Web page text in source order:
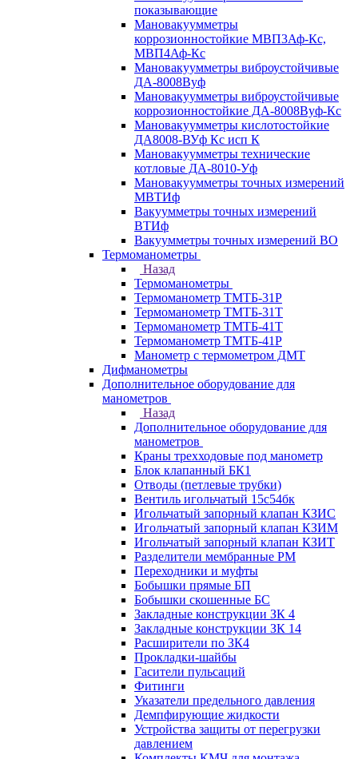
показывающие
Мановакуумметры
коррозионностойкие МВП3Аф-Кс,
МВП4Аф-Кс
Мановакуумметры виброустойчивые
ДА-8008Вуф
Мановакуумметры виброустойчивые
коррозионностойкие ДА-8008Вуф-Кс
Мановакуумметры кислотостойкие
ДА8008-ВУф Кс исп К
Мановакуумметры технические
котловые ДА-8010-Уф
Мановакуумметры точных измерений
МВТИф
Вакуумметры точных измерений
ВТИф
Вакуумметры точных измерений ВО
Термоманометры
Назад
Термоманометры
Термоманометр ТМТБ-31Р
Термоманометр ТМТБ-31Т
Термоманометр ТМТБ-41Т
Термоманометр ТМТБ-41Р
Манометр с термометром ДМТ
Дифманометры
Дополнительное оборудование для
манометров
Назад
Дополнительное оборудование для
манометров
Краны трехходовые под манометр
Блок клапанный БК1
Отводы (петлевые трубки)
Вентиль игольчатый 15с54бк
Игольчатый запорный клапан КЗИС
Игольчатый запорный клапан КЗИМ
Игольчатый запорный клапан КЗИТ
Разделители мембранные РМ
Переходники и муфты
Бобышки прямые БП
Бобышки скошенные БС
Закладные конструкции ЗК 4
Закладные конструкции ЗК 14
Расширители по ЗК4
Прокладки-шайбы
Гасители пульсаций
Фитинги
Указатели предельного давления
Демпфирующие жидкости
Устройства защиты от перегрузки
давлением